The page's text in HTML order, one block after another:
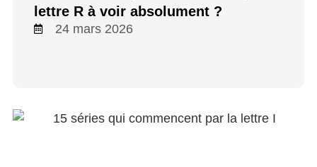
lettre R à voir absolument ?
24 mars 2026